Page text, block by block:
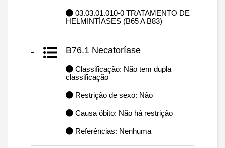
03.03.01.010-0 TRATAMENTO DE
HELMINTÍASES (B65 A B83)
- B76.1 Necatoríase
Classificação: Não tem dupla
classificação
Restrição de sexo: Não
Causa óbito: Não há restrição
Referências: Nenhuma